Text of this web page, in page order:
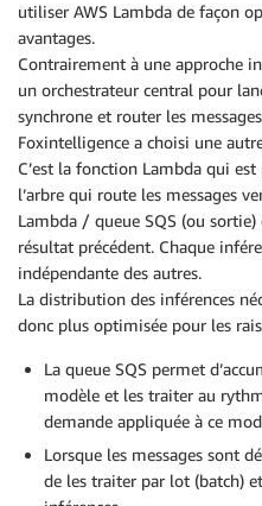
utiliser AWS Lambda de façon
avantages.
Contrairement à une approche
un orchestrateur central pour
synchrone et router les
Foxintelligence a choisi une
C’est la fonction Lambda qui
l’arbre qui route les messages
Lambda / queue SQS (ou
résultat précédent. Chaque
indépendante des autres.
La distribution des inférences
donc plus optimisée pour les
La queue SQS permet
modèle et les traiter au
demande appliquée à ce
Lorsque les messages sont
de les traiter par lot (batch)